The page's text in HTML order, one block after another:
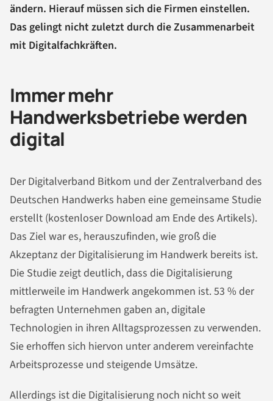
ändern. Hierauf müssen sich die Firmen einstellen.
Das gelingt nicht zuletzt durch die Zusammenarbeit
mit Digitalfachkräften.
Immer mehr
Handwerksbetriebe werden
digital
Der Digitalverband Bitkom und der Zentralverband des
Deutschen Handwerks haben eine gemeinsame Studie
erstellt (kostenloser Download am Ende des Artikels).
Das Ziel war es, herauszufinden, wie groß die
Akzeptanz der Digitalisierung im Handwerk bereits ist.
Die Studie zeigt deutlich, dass die Digitalisierung
mittlerweile im Handwerk angekommen ist. 53 % der
befragten Unternehmen gaben an, digitale
Technologien in ihren Alltagsprozessen zu verwenden.
Sie erhoffen sich hiervon unter anderem vereinfachte
Arbeitsprozesse und steigende Umsätze.
Allerdings ist die Digitalisierung noch nicht so weit